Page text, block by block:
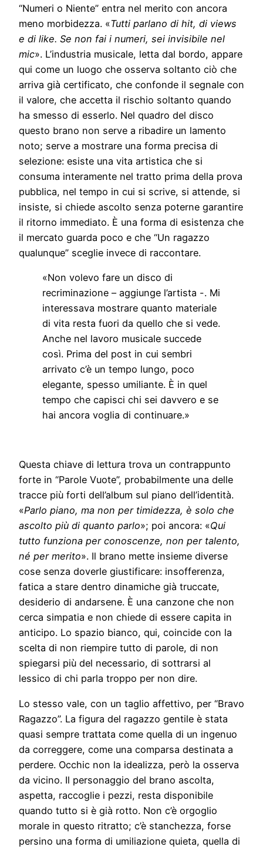
“Numeri o Niente” entra nel merito con ancora
meno morbidezza. «Tutti parlano di hit, di views
e di like. Se non fai i numeri, sei invisibile nel
mic». L’industria musicale, letta dal bordo, appare
qui come un luogo che osserva soltanto ciò che
arriva già certificato, che confonde il segnale con
il valore, che accetta il rischio soltanto quando
ha smesso di esserlo. Nel quadro del disco
questo brano non serve a ribadire un lamento
noto; serve a mostrare una forma precisa di
selezione: esiste una vita artistica che si
consuma interamente nel tratto prima della prova
pubblica, nel tempo in cui si scrive, si attende, si
insiste, si chiede ascolto senza poterne garantire
il ritorno immediato. È una forma di esistenza che
il mercato guarda poco e che “Un ragazzo
qualunque” sceglie invece di raccontare.
«Non volevo fare un disco di
recriminazione – aggiunge l’artista -. Mi
interessava mostrare quanto materiale
di vita resta fuori da quello che si vede.
Anche nel lavoro musicale succede
così. Prima del post in cui sembri
arrivato c’è un tempo lungo, poco
elegante, spesso umiliante. È in quel
tempo che capisci chi sei davvero e se
hai ancora voglia di continuare.»
Questa chiave di lettura trova un contrappunto
forte in “Parole Vuote”, probabilmente una delle
tracce più forti dell’album sul piano dell’identità.
«Parlo piano, ma non per timidezza, è solo che
ascolto più di quanto parlo»; poi ancora: «Qui
tutto funziona per conoscenze, non per talento,
né per merito». Il brano mette insieme diverse
cose senza doverle giustificare: insofferenza,
fatica a stare dentro dinamiche già truccate,
desiderio di andarsene. È una canzone che non
cerca simpatia e non chiede di essere capita in
anticipo. Lo spazio bianco, qui, coincide con la
scelta di non riempire tutto di parole, di non
spiegarsi più del necessario, di sottrarsi al
lessico di chi parla troppo per non dire.
Lo stesso vale, con un taglio affettivo, per “Bravo
Ragazzo”. La figura del ragazzo gentile è stata
quasi sempre trattata come quella di un ingenuo
da correggere, come una comparsa destinata a
perdere. Occhic non la idealizza, però la osserva
da vicino. Il personaggio del brano ascolta,
aspetta, raccoglie i pezzi, resta disponibile
quando tutto si è già rotto. Non c’è orgoglio
morale in questo ritratto; c’è stanchezza, forse
persino una forma di umiliazione quieta, quella di